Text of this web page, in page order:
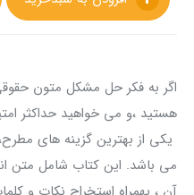
اگر به فکر حل مشکل متون
هستید ،و می خواهید حداکثر
یکی از بهترین گزینه های
می باشد. این کتاب شامل متن